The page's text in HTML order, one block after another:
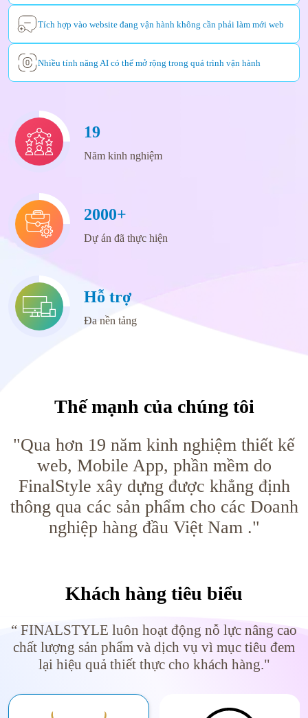
Tích hợp vào website đang vận hành không cần phải làm mới web
Nhiều tính năng AI có thể mở rộng trong quá trình vận hành
19
Năm kinh nghiệm
2000+
Dự án đã thực hiện
Hỗ trợ
Đa nền tảng
Thế mạnh của chúng tôi
"Qua hơn 19 năm kinh nghiệm thiết kế
web, Mobile App, phần mềm do
FinalStyle xây dựng được khẳng định
thông qua các sản phẩm cho các Doanh
nghiệp hàng đầu Việt Nam ."
Khách hàng tiêu biểu
“ FINALSTYLE luôn hoạt động nỗ lực nâng cao
chất lượng sản phẩm và dịch vụ vì mục tiêu đem
lại hiệu quả thiết thực cho khách hàng."